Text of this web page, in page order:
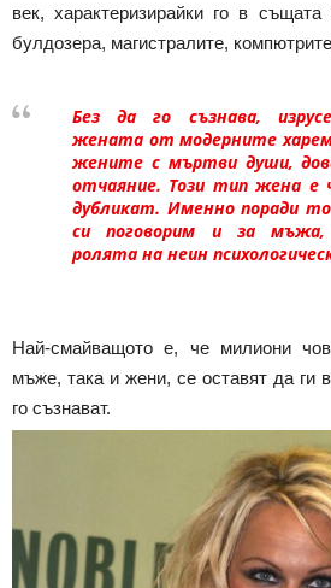
век, характеризирайки го в същата
булдозера, магистралите,
Без да го съзнава,
жената от модерните
жените с мъртви души,
отчаяние. Този тип жена е
дубликат. Именно поради
си поговорим и за мъжа,
ролята на неин
Най-смайващото е, че милиони
мъже, така и жени, се оставят да ги
го съзнават.